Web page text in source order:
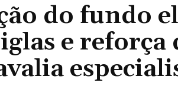
do fundo
e